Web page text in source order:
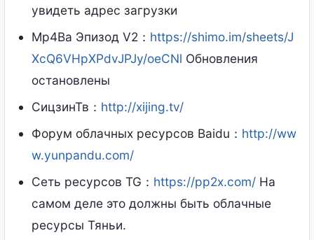
увидеть адрес загрузки
Mp4Ba Эпизод V2： https://shimo.im/sheets/J
XcQ6VHpXPdvJPJy/oeCNl Обновления
остановлены
СицзинТв： http://xijing.tv/
Форум облачных ресурсов Baidu： http://ww
w.yunpandu.com/
Сеть ресурсов TG： https://pp2x.com/ На
самом деле это должны быть облачные
ресурсы Тяньи.